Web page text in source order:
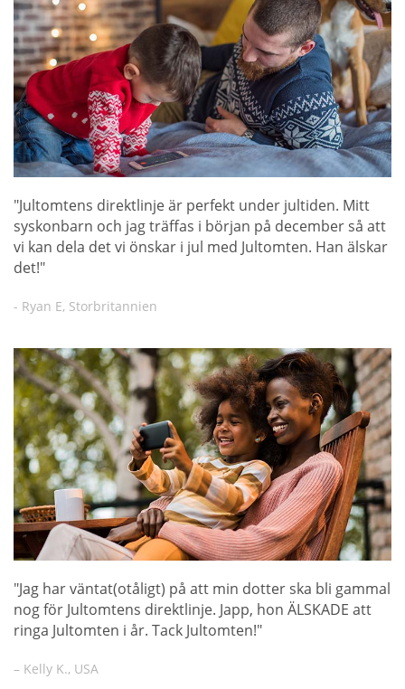
"Jultomtens direktlinje är perfekt under jultiden. Mitt
syskonbarn och jag träffas i början på december så att
vi kan dela det vi önskar i jul med Jultomten. Han älskar
det!"
- Ryan E, Storbritannien
"Jag har väntat(otåligt) på att min dotter ska bli gammal
nog för Jultomtens direktlinje. Japp, hon ÄLSKADE att
ringa Jultomten i år. Tack Jultomten!"
– Kelly K., USA